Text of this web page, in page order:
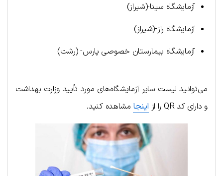
آزمایشگاه سینا-(شیراز)
آزمایشگاه راز-(شیراز)
آزمایشگاه بیمارستان خصوصی پارس- (رشت)
می‌توانید لیست سایر آزمایشگاه‌های مورد تأیید وزارت بهداشت
و دارای کد QR را از
اینجا مشاهده کنید.